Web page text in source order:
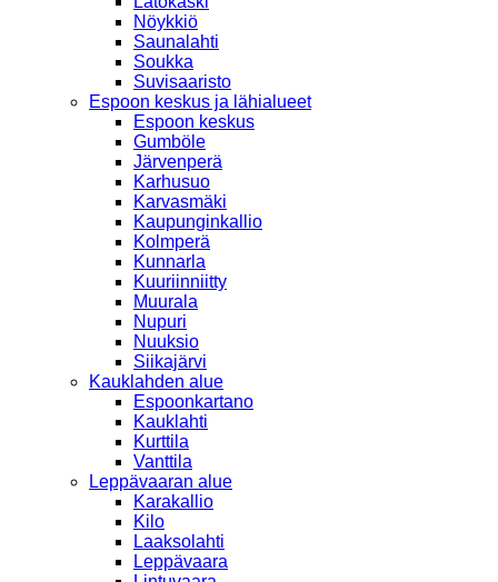
Nöykkiö
Saunalahti
Soukka
Suvisaaristo
Espoon keskus ja lähialueet
Espoon keskus
Gumböle
Järvenperä
Karhusuo
Karvasmäki
Kaupunginkallio
Kolmperä
Kunnarla
Kuuriinniitty
Muurala
Nupuri
Nuuksio
Siikajärvi
Kauklahden alue
Espoonkartano
Kauklahti
Kurttila
Vanttila
Leppävaaran alue
Karakallio
Kilo
Laaksolahti
Leppävaara